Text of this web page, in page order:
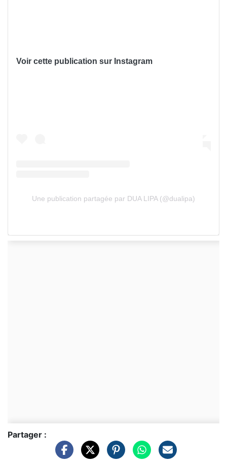
Voir cette publication sur Instagram
Une publication partagée par DUA LIPA (@dualipa)
Partager :